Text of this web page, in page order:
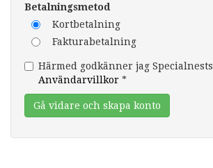
Betalningsmetod
Kortbetalning
Fakturabetalning
Härmed godkänner jag Specialnests
Användarvillkor *
Gå vidare och skapa konto